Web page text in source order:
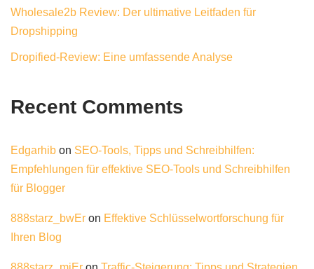
Wholesale2b Review: Der ultimative Leitfaden für
Dropshipping
Dropified-Review: Eine umfassende Analyse
Recent Comments
Edgarhib on SEO-Tools, Tipps und Schreibhilfen:
Empfehlungen für effektive SEO-Tools und Schreibhilfen
für Blogger
888starz_bwEr on Effektive Schlüsselwortforschung für
Ihren Blog